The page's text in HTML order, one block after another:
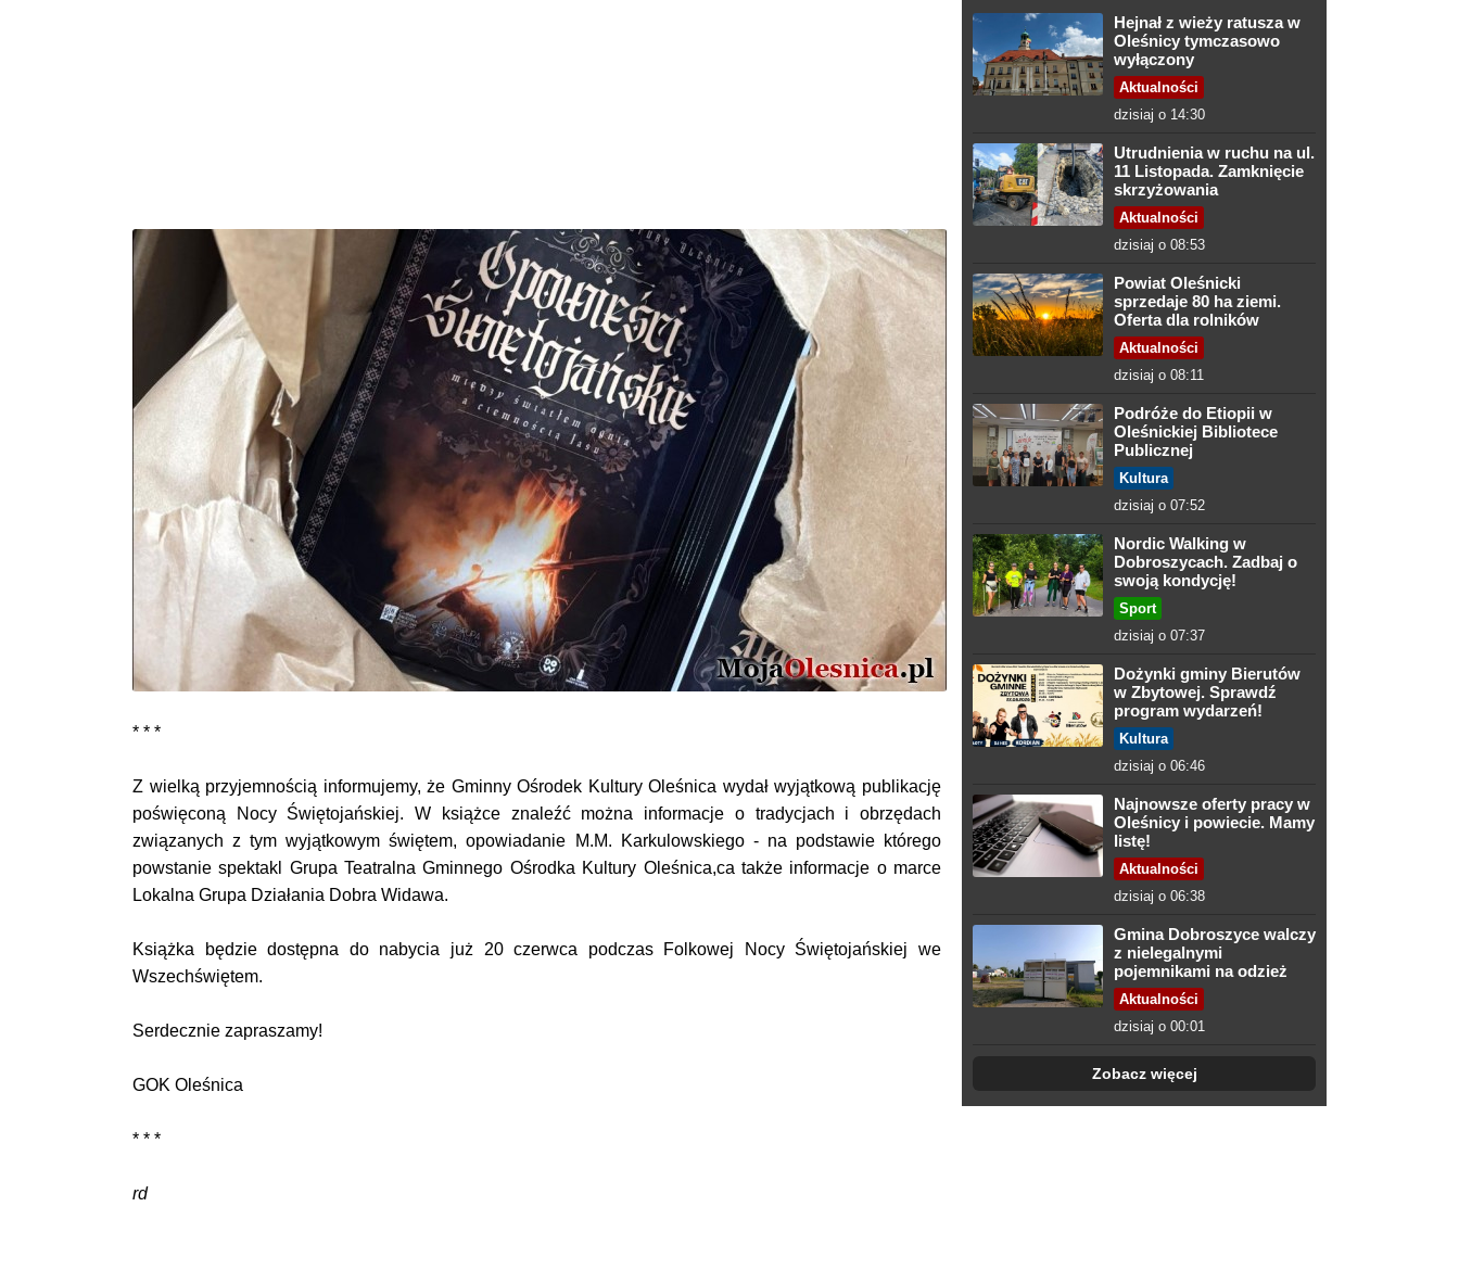
* * *
Z wielką przyjemnością informujemy, że Gminny Ośrodek Kultury Oleśnica wydał wyjątkową publikację
poświęconą Nocy Świętojańskiej. W książce znaleźć można informacje o tradycjach i obrzędach
związanych z tym wyjątkowym świętem, opowiadanie M.M. Karkulowskiego - na podstawie którego
powstanie spektakl Grupa Teatralna Gminnego Ośrodka Kultury Oleśnica,ca także informacje o marce
Lokalna Grupa Działania Dobra Widawa.
Książka będzie dostępna do nabycia już 20 czerwca podczas Folkowej Nocy Świętojańskiej we
Wszechświętem.
Serdecznie zapraszamy!
GOK Oleśnica
* * *
rd
Hejnał z wieży ratusza w
Oleśnicy tymczasowo
wyłączony
Aktualności
dzisiaj o 14:30
Utrudnienia w ruchu na ul.
11 Listopada. Zamknięcie
skrzyżowania
Aktualności
dzisiaj o 08:53
Powiat Oleśnicki
sprzedaje 80 ha ziemi.
Oferta dla rolników
Aktualności
dzisiaj o 08:11
Podróże do Etiopii w
Oleśnickiej Bibliotece
Publicznej
Kultura
dzisiaj o 07:52
Nordic Walking w
Dobroszycach. Zadbaj o
swoją kondycję!
Sport
dzisiaj o 07:37
Dożynki gminy Bierutów
w Zbytowej. Sprawdź
program wydarzeń!
Kultura
dzisiaj o 06:46
Najnowsze oferty pracy w
Oleśnicy i powiecie. Mamy
listę!
Aktualności
dzisiaj o 06:38
Gmina Dobroszyce walczy
z nielegalnymi
pojemnikami na odzież
Aktualności
dzisiaj o 00:01
Zobacz więcej